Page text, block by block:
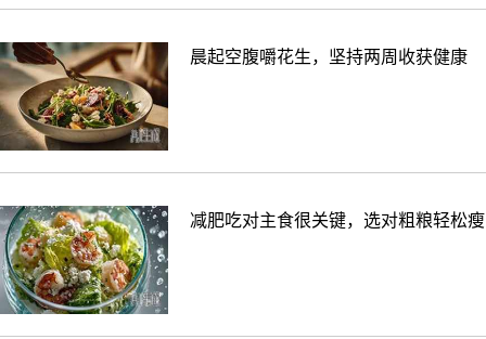
晨起空腹嚼花生，坚持两周收获健康
减肥吃对主食很关键，选对粗粮轻松瘦